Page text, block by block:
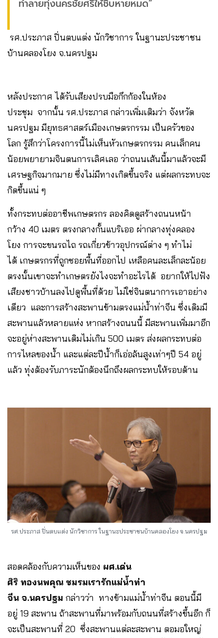
ทำลายทุ่งนครชัยศรีให้ชิบหายหมด”
รศ.ประภาส ปิ่นตบแต่ง นักวิชาการ ในฐานะประชาชน
บ้านคลองโยง จ.นครปฐม
หลังประกาศ ได้รับเสียงปรบมือกึกก้องในห้อง
ประชุม จากนั้น รศ.ประภาส กล่าวเพิ่มเติมว่า จังหวัด
นครปฐม มียุทธศาสตร์เมืองเกษตรกรรม เป็นครัวของ
โลก รู้สึกว่าโครงการนี้ไม่เห็นหัวเกษตรกรรม คนเล็กคน
น้อยพยายามจินตนการเลิศเลอ ว่าถนนเส้นนี้มาแล้วจะมี
เศรษฐกิจมากมาย ซึ่งไม่มีทางเกิดขึ้นจริง แต่ผลกระทบจะ
กิดขึ้นแน่ ๆ
ทั้งกระทบต่ออาชีพเกษตรกร ลองคิดดูสร้างถนนหน้า
กว้าง 40 เมตร ตรงกลางกั้นแบริเออ ผ่ากลางทุ่งคลอง
โยง การจะขนรถไถ รถเกี่ยวข้าวอุปกรณ์ต่าง ๆ ทำไม่
ได้ เกษตรกรที่ถูกซอยพื้นที่ออกไป เหลือคนละเล็กละน้อย
ตรงนั้นเขาจะทำเกษตรยังไงจะทำอะไรได้ อยากให้ไปฟัง
เสียงชาวบ้านลงไปดูพื้นที่ด้วย ไม่ใช่จินตนาการเอาอย่าง
เดียว และการสร้างสะพานข้ามตรงแม่น้ำท่าจีน ซึ่งเดิมมี
สะพานแล้วหลายแห่ง หากสร้างถนนนี้ มีสะพานเพิ่มมาอีก
จะอยู่ห่างสะพานเดิมไม่เกิน 500 เมตร ส่งผลกระทบต่อ
การไหลของน้ำ และแต่ละปีน้ำก็เอ่อล้นสูงเท่าๆปี 54 อยู่
แล้ว ทุ่งต้องรับภาระนักต้องนึกถึงผลกระทบให้รอบด้าน
รศ.ประภาส ปิ่นตบแต่ง นักวิชาการ ในฐานะประชาชนบ้านคลองโยง จ.นครปฐม
สอดคล้องกับความเห็นของ ผศ.เด่น
ศิริ ทองนพคุณ ชมรมเรารักแม่น้ำท่า
จีน จ.นครปฐม กล่าวว่า ทางข้ามแม่น้ำท่าจีน ตอนนี้มี
อยู่ 19 สะพาน ถ้าสะพานที่มาพร้อมกับถนนที่สร้างขึ้นอีก ก็
จะเป็นสะพานที่ 20 ซึ่งสะพานแต่ละสะพาน ตอมอใหญ่